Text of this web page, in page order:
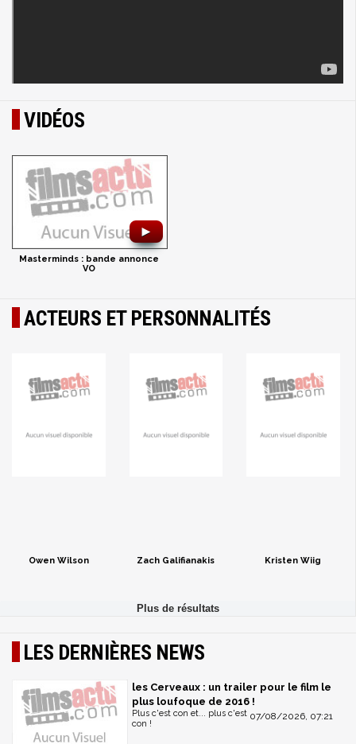
VIDÉOS
►
Masterminds : bande annonce
VO
ACTEURS ET PERSONNALITÉS
Owen Wilson Zach Galifianakis Kristen Wiig
LES DERNIÈRES NEWS
les Cerveaux : un trailer pour le film le
plus loufoque de 2016 !
07/08/2026, 07:21
Plus c'est con et... plus c'est
con !